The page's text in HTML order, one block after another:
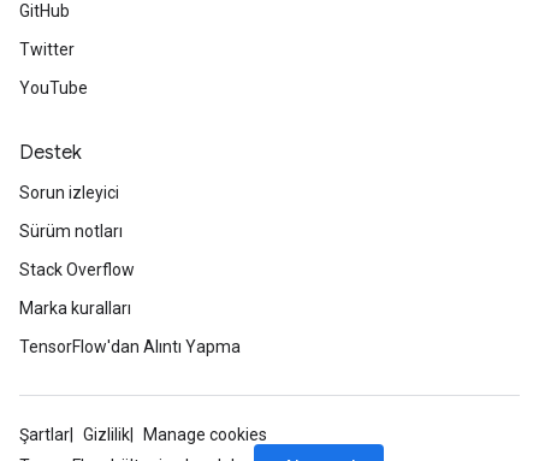
GitHub
Twitter
YouTube
Destek
Sorun izleyici
Sürüm notları
Stack Overflow
Marka kuralları
TensorFlow'dan Alıntı Yapma
Şartlar Gizlilik
Manage cookies